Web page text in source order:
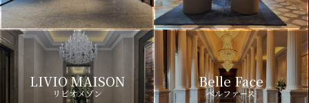
LIVIO MAISON
リビオメゾン
Belle Face
ベルファース